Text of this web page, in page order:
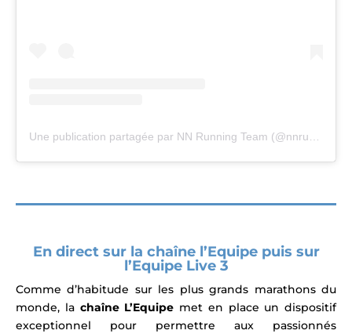
En direct sur la chaîne l’Equipe puis sur
l’Equipe Live 3
Comme d’habitude sur les plus grands marathons du
monde, la chaîne L’Equipe met en place un dispositif
exceptionnel pour permettre aux passionnés